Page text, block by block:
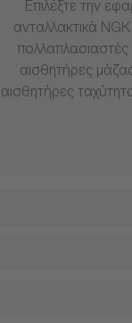
Επιλέξτε την
ανταλλακτικά
πολλαπλασιαστές
αισθητήρες
αισθητήρες